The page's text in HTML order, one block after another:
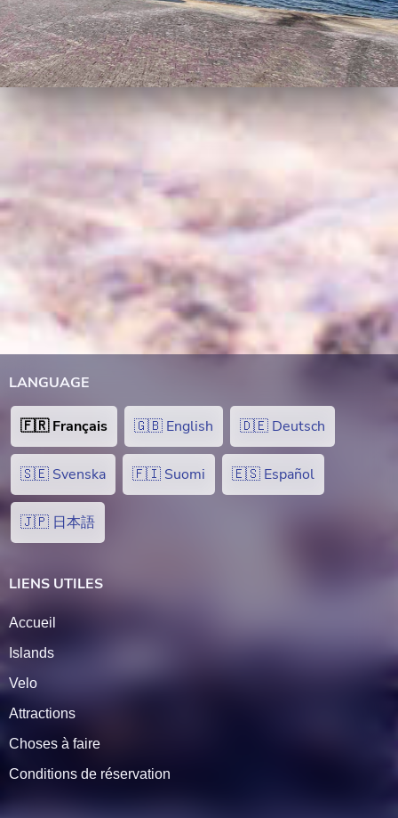
LANGUAGE
🇫🇷 Français 🇬🇧 English 🇩🇪 Deutsch
🇸🇪 Svenska 🇫🇮 Suomi 🇪🇸 Español
🇯🇵 日本語
LIENS UTILES
Accueil
Islands
Velo
Attractions
Choses à faire
Conditions de réservation